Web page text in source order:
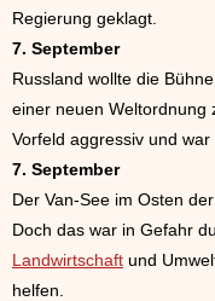
Regierung geklagt.
7. September
Russland wollte die
einer neuen Weltordnung
Vorfeld aggressiv und war
7. September
Der Van-See im Osten
Doch das war in Gefahr
Landwirtschaft und
helfen.